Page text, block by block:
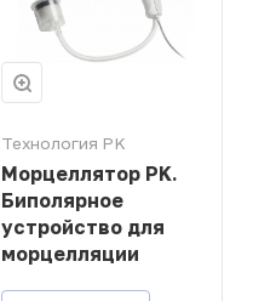
Технология PK
Морцеллятор PK.
Биполярное
устройство для
морцелляции